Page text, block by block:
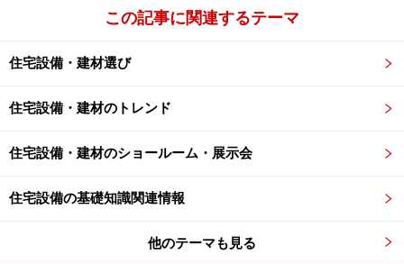
天井もしくは壁に設置。取付位置に注意
[SHK32427YKけむり当番薄型2種(電池式・ワイヤレス連動子
器)(警報音・音声警報機能付)(和室色)]
パナソニック エコソリューションズ
この記事に関連するテーマ
住宅設備・建材選び
住宅設備・建材のトレンド
住宅設備・建材のショールーム・展示会
住宅設備の基礎知識関連情報
他のテーマも見る